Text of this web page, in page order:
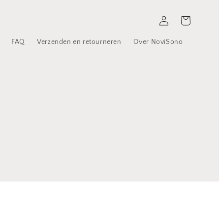
FAQ Verzenden en retourneren Over NoviSono
InloggenWinkelwagen